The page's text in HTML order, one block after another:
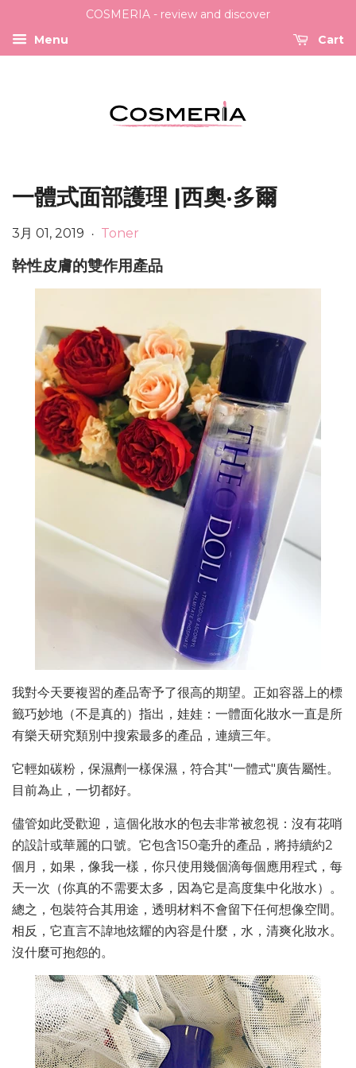
COSMERIA - review and discover
Menu
Cart
一體式面部護理 |西奧·多爾
3月 01, 2019 • Toner
幹性皮膚的雙作用產品
我對今天要複習的產品寄予了很高的期望。正如容器上的標
籤巧妙地（不是真的）指出，娃娃：一體面化妝水一直是所
有樂天研究類別中搜索最多的產品，連續三年。
它輕如碳粉，保濕劑一樣保濕，符合其"一體式"廣告屬性。
目前為止，一切都好。
儘管如此受歡迎，這個化妝水的包去非常被忽視：沒有花哨
的設計或華麗的口號。它包含150毫升的產品，將持續約2
個月，如果，像我一樣，你只使用幾個滴每個應用程式，每
天一次（你真的不需要太多，因為它是高度集中化妝水）。
總之，包裝符合其用途，透明材料不會留下任何想像空間。
相反，它直言不諱地炫耀的內容是什麼，水，清爽化妝水。
沒什麼可抱怨的。